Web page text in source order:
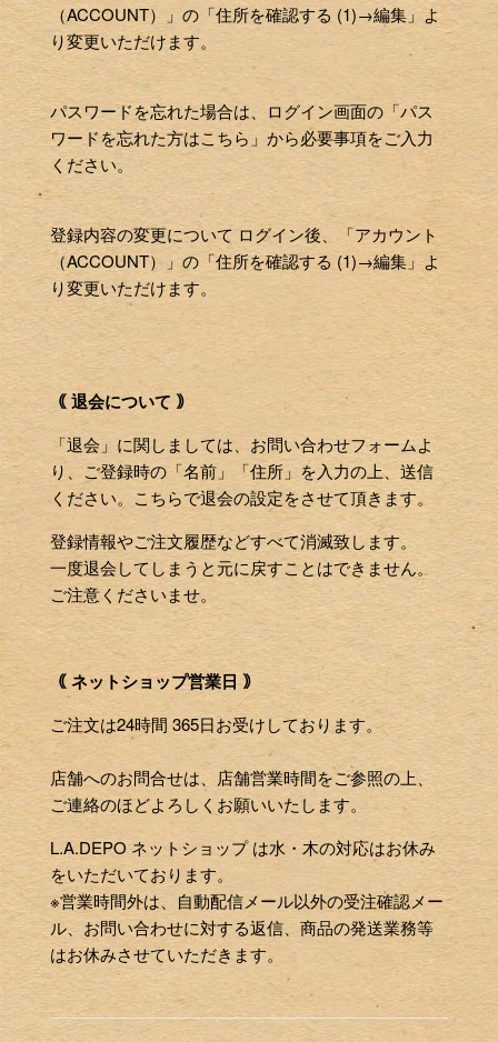
（ACCOUNT）」の「住所を確認する (1)→編集」よ
り変更いただけます。
パスワードを忘れた場合は、ログイン画面の「パス
ワードを忘れた方はこちら」から必要事項をご入力
ください。
登録内容の変更について ログイン後、「アカウント
（ACCOUNT）」の「住所を確認する (1)→編集」よ
り変更いただけます。
｟ 退会について ｠
「退会」に関しましては、お問い合わせフォームよ
り、ご登録時の「名前」「住所」を入力の上、送信
ください。こちらで退会の設定をさせて頂きます。
登録情報やご注文履歴などすべて消滅致します。
一度退会してしまうと元に戻すことはできません。
ご注意くださいませ。
｟ ネットショップ営業日 ｠
ご注文は24時間 365日お受けしております。
店舗へのお問合せは、店舗営業時間をご参照の上、
ご連絡のほどよろしくお願いいたします。
L.A.DEPO ネットショップ は水・木の対応はお休み
をいただいております。
※営業時間外は、自動配信メール以外の受注確認メー
ル、お問い合わせに対する返信、商品の発送業務等
はお休みさせていただきます。